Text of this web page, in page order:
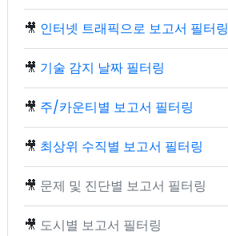
🎥 인터넷 트래픽으로 보고서 필터링
🎥 기술 감지 날짜 필터링
🎥 주/카운티별 보고서 필터링
🎥 최상위 수직별 보고서 필터링
🎥 문제 및 진단별 보고서 필터링
🎥 도시별 보고서 필터링